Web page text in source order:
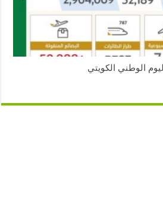
الوطني الكويتي